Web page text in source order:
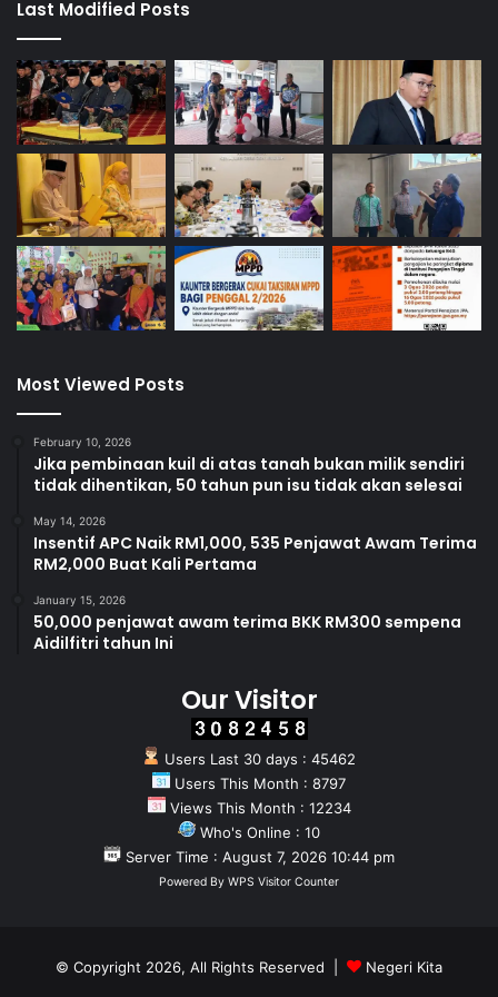
t
Last Modified Posts
Most Viewed Posts
February 10, 2026
Jika pembinaan kuil di atas tanah bukan milik sendiri
tidak dihentikan, 50 tahun pun isu tidak akan selesai
May 14, 2026
Insentif APC Naik RM1,000, 535 Penjawat Awam Terima
RM2,000 Buat Kali Pertama
January 15, 2026
50,000 penjawat awam terima BKK RM300 sempena
Aidilfitri tahun Ini
Our Visitor
Users Last 30 days : 45462
Users This Month : 8797
Views This Month : 12234
Who's Online : 10
Server Time : August 7, 2026 10:44 pm
Powered By WPS Visitor Counter
© Copyright 2026, All Rights Reserved |
Negeri Kita